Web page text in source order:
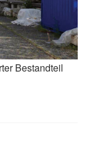
Bestandteil